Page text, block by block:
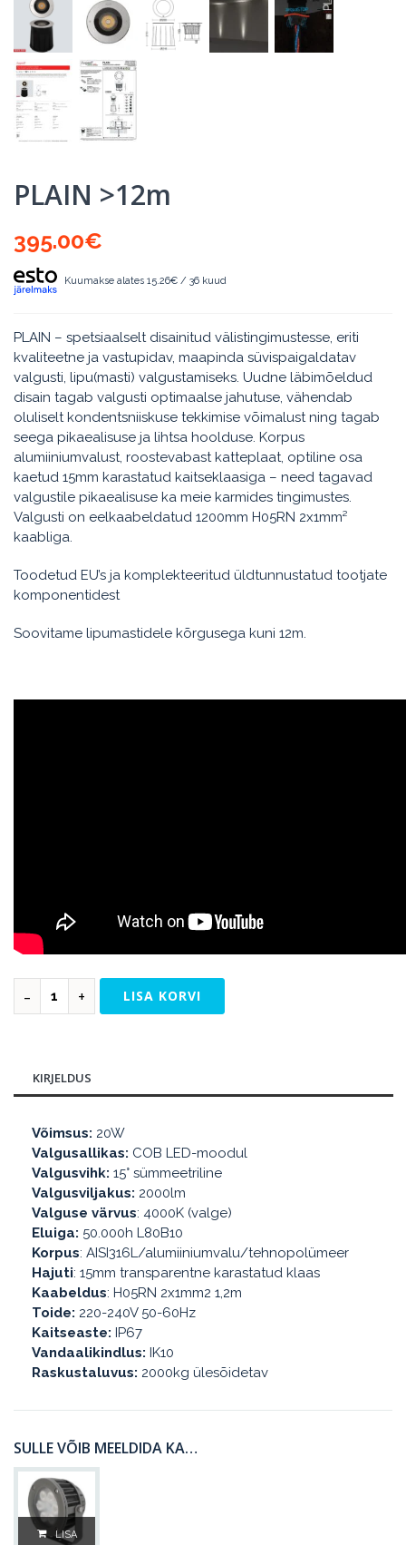
PLAIN >12m
395.00€
Kuumakse alates 15.26€ / 36 kuud
PLAIN – spetsiaalselt disainitud välistingimustesse, eriti
kvaliteetne ja vastupidav, maapinda süvispaigaldatav
valgusti, lipu(masti) valgustamiseks. Uudne läbimõeldud
disain tagab valgusti optimaalse jahutuse, vähendab
oluliselt kondentsniiskuse tekkimise võimalust ning tagab
seega pikaealisuse ja lihtsa hoolduse. Korpus
alumiiniumvalust, roostevabast katteplaat, optiline osa
kaetud 15mm karastatud kaitseklaasiga – need tagavad
valgustile pikaealisuse ka meie karmides tingimustes.
Valgusti on eelkaabeldatud 1200mm H05RN 2x1mm²
kaabliga.
Toodetud EU’s ja komplekteeritud üldtunnustatud tootjate
komponentidest
Soovitame lipumastidele kõrgusega kuni 12m.
LISA KORVI
KIRJELDUS
Võimsus: 20W
Valgusallikas: COB LED-moodul
Valgusvihk: 15° sümmeetriline
Valgusviljakus: 2000lm
Valguse värvus: 4000K (valge)
Eluiga: 50.000h L80B10
Korpus: AISI316L/alumiiniumvalu/tehnopolümeer
Hajuti: 15mm transparentne karastatud klaas
Kaabeldus: H05RN 2x1mm2 1,2m
Toide: 220-240V 50-60Hz
Kaitseaste: IP67
Vandaalikindlus: IK10
Raskustaluvus: 2000kg ülesõidetav
SULLE VÕIB MEELDIDA KA…
LISA